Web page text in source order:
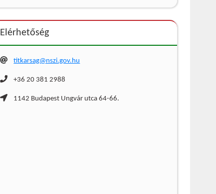
Elérhetőség
titkarsag@nszi.gov.hu
+36 20 381 2988
1142 Budapest Ungvár utca 64-66.